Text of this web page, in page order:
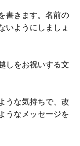
書きます。名前の
いようにしましょ
しをお祝いする文
うな気持ちで、改
うなメッセージを